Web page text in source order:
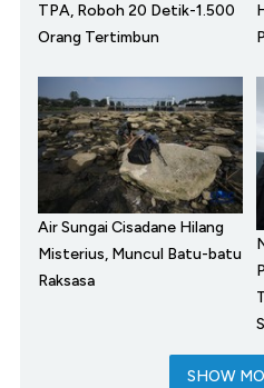
TPA, Roboh 20 Detik-1.500
Orang Tertimbun
Air Sungai Cisadane Hilang
Misterius, Muncul Batu-batu
Raksasa
SHOW